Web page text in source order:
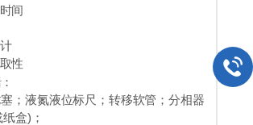
间
设计
性
；液氮液位标尺；转移软管；分相器
盒)；